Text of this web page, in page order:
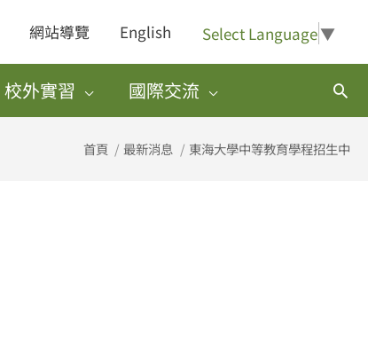
網站導覽 English Select Language▼
校外實習 國際交流
搜
尋
首頁 最新消息 東海大學中等教育學程招生中